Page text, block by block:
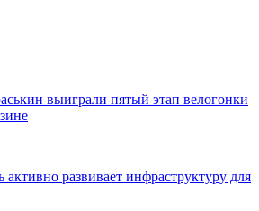
выиграли пятый этап велогонки
активно развивает инфраструктуру для